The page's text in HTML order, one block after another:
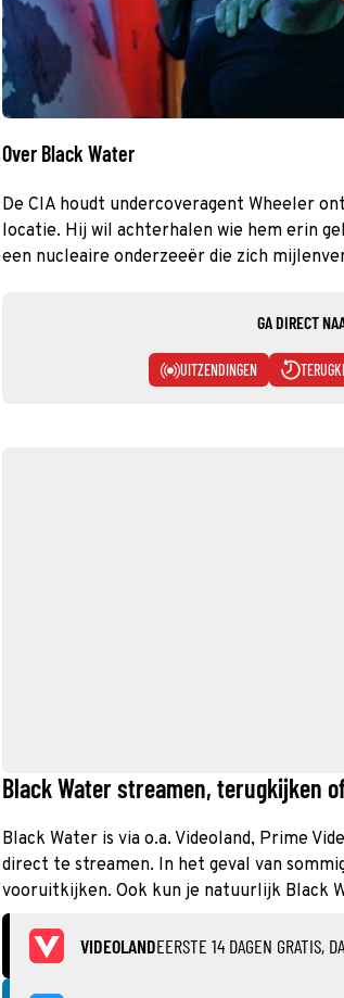
Over Black Water
De CIA houdt undercoveragent Wheeler
locatie. Hij wil achterhalen wie hem erin
een nucleaire onderzeeër die zich
GA DIRECT
UITZENDINGEN
Black Water streamen, terugkijken
Black Water is via o.a. Videoland, Prime
direct te streamen. In het geval van
vooruitkijken. Ook kun je natuurlijk Black
VIDEOLANDEERSTE 14 DAGEN GRATIS,